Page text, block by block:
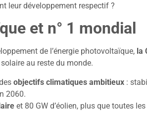
leur développement respectif ?
et n° 1 mondial
de l’énergie photovoltaïque, la
au reste du monde.
objectifs climatiques ambitieux :
2060.
et 80 GW d’éolien, plus que toutes